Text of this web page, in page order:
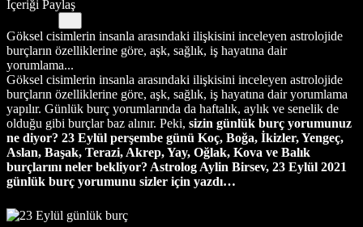
İçeriği Paylaş
Göksel cisimlerin insanla arasındaki ilişkisini inceleyen astrolojide
burçların özelliklerine göre, aşk, sağlık, iş hayatına dair
yorumlama...
Göksel cisimlerin insanla arasındaki ilişkisini inceleyen astrolojide
burçların özelliklerine göre, aşk, sağlık, iş hayatına dair yorumlama
yapılır. Günlük burç yorumlarında da haftalık, aylık ve senelik de
olduğu gibi burçlar baz alınır. Peki, sizin günlük burç yorumunuz
ne diyor? 23 Eylül perşembe günü Koç, Boğa, İkizler, Yengeç,
Aslan, Başak, Terazi, Akrep, Yay, Oğlak, Kova ve Balık
burçlarını neler bekliyor? Astrolog Aylin Birsev, 23 Eylül 2021
günlük burç yorumunu sizler için yazdı…